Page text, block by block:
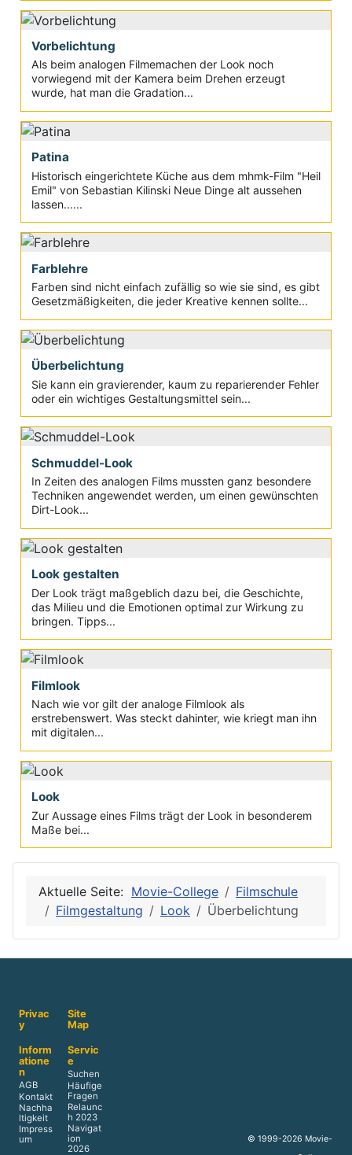
Vorbelichtung
Als beim analogen Filmemachen der Look noch
vorwiegend mit der Kamera beim Drehen erzeugt
wurde, hat man die Gradation...
Patina
Historisch eingerichtete Küche aus dem mhmk-Film "Heil
Emil" von Sebastian Kilinski Neue Dinge alt aussehen
lassen......
Farblehre
Farben sind nicht einfach zufällig so wie sie sind, es gibt
Gesetzmäßigkeiten, die jeder Kreative kennen sollte...
Überbelichtung
Sie kann ein gravierender, kaum zu reparierender Fehler
oder ein wichtiges Gestaltungsmittel sein...
Schmuddel-Look
In Zeiten des analogen Films mussten ganz besondere
Techniken angewendet werden, um einen gewünschten
Dirt-Look...
Look gestalten
Der Look trägt maßgeblich dazu bei, die Geschichte,
das Milieu und die Emotionen optimal zur Wirkung zu
bringen. Tipps...
Filmlook
Nach wie vor gilt der analoge Filmlook als
erstrebenswert. Was steckt dahinter, wie kriegt man ihn
mit digitalen...
Look
Zur Aussage eines Films trägt der Look in besonderem
Maße bei...
Aktuelle Seite: Movie-College
Filmschule
Filmgestaltung
Look Überbelichtung
Privac
y
Site
Map
Inform
atione
n
AGB
Kontakt
Nachha
ltigkeit
Impress
um
Servic
e
Suchen
Häufige
Fragen
Relaunc
h 2023
Navigat
ion
2026
© 1999-2026 Movie-